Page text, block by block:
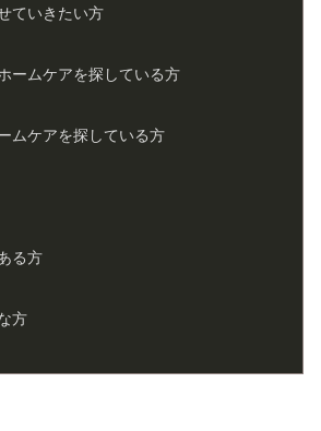
ていきたい方
ームケアを探している方
ムケアを探している方
る方
方